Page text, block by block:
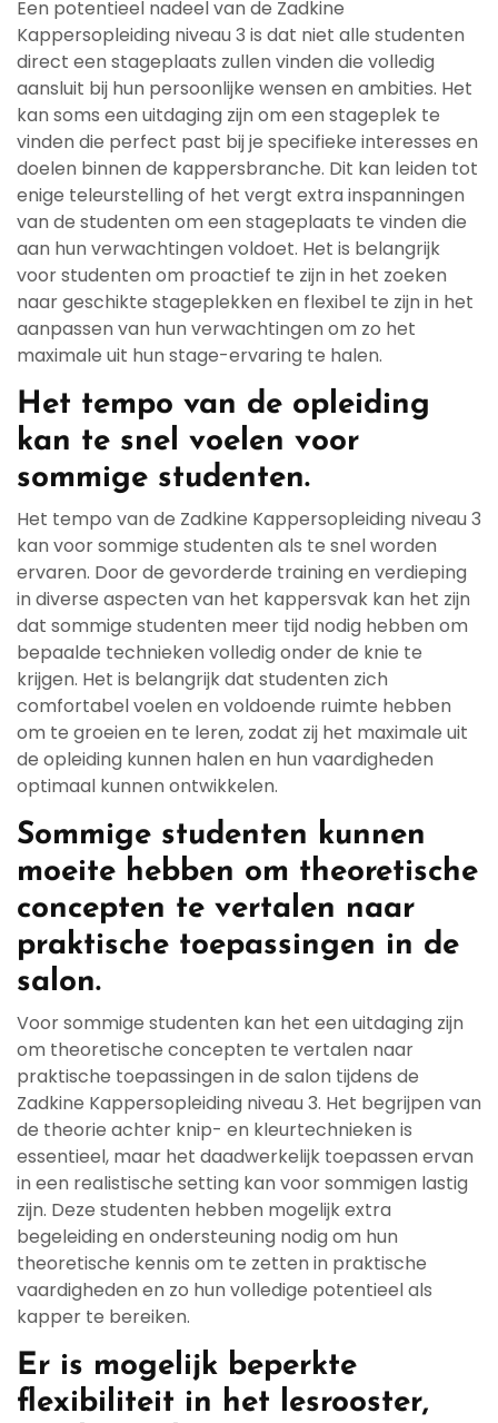
Een potentieel nadeel van de Zadkine
Kappersopleiding niveau 3 is dat niet alle studenten
direct een stageplaats zullen vinden die volledig
aansluit bij hun persoonlijke wensen en ambities. Het
kan soms een uitdaging zijn om een stageplek te
vinden die perfect past bij je specifieke interesses en
doelen binnen de kappersbranche. Dit kan leiden tot
enige teleurstelling of het vergt extra inspanningen
van de studenten om een stageplaats te vinden die
aan hun verwachtingen voldoet. Het is belangrijk
voor studenten om proactief te zijn in het zoeken
naar geschikte stageplekken en flexibel te zijn in het
aanpassen van hun verwachtingen om zo het
maximale uit hun stage-ervaring te halen.
Het tempo van de opleiding
kan te snel voelen voor
sommige studenten.
Het tempo van de Zadkine Kappersopleiding niveau 3
kan voor sommige studenten als te snel worden
ervaren. Door de gevorderde training en verdieping
in diverse aspecten van het kappersvak kan het zijn
dat sommige studenten meer tijd nodig hebben om
bepaalde technieken volledig onder de knie te
krijgen. Het is belangrijk dat studenten zich
comfortabel voelen en voldoende ruimte hebben
om te groeien en te leren, zodat zij het maximale uit
de opleiding kunnen halen en hun vaardigheden
optimaal kunnen ontwikkelen.
Sommige studenten kunnen
moeite hebben om theoretische
concepten te vertalen naar
praktische toepassingen in de
salon.
Voor sommige studenten kan het een uitdaging zijn
om theoretische concepten te vertalen naar
praktische toepassingen in de salon tijdens de
Zadkine Kappersopleiding niveau 3. Het begrijpen van
de theorie achter knip- en kleurtechnieken is
essentieel, maar het daadwerkelijk toepassen ervan
in een realistische setting kan voor sommigen lastig
zijn. Deze studenten hebben mogelijk extra
begeleiding en ondersteuning nodig om hun
theoretische kennis om te zetten in praktische
vaardigheden en zo hun volledige potentieel als
kapper te bereiken.
Er is mogelijk beperkte
flexibiliteit in het lesrooster,